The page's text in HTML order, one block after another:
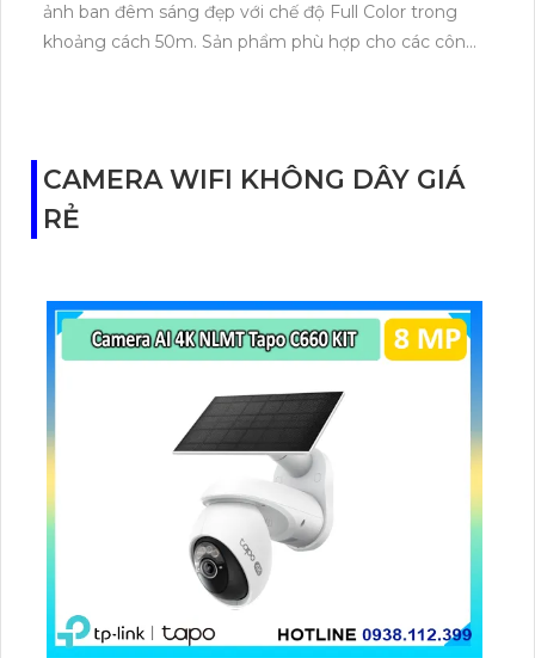
ảnh ban đêm sáng đẹp với chế độ Full Color trong
khoảng cách 50m. Sản phẩm phù hợp cho các công
thân kim loại, được thiết kế để lắp đặt trong kho
hàng, công trình xây dựng và khu phố. Ngoài ra,
camera cũng tích hợp công nghệ AI, đem lại tính
CAMERA WIFI KHÔNG DÂY GIÁ
RẺ